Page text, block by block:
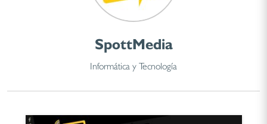
SpottMedia
Informática y Tecnología